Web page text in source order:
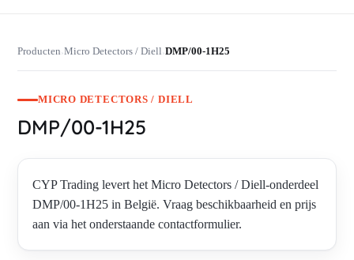
Producten›Micro Detectors / Diell›DMP/00-1H25
MICRO DETECTORS / DIELL
DMP/00-1H25
CYP Trading levert het Micro Detectors / Diell-onderdeel
DMP/00-1H25 in België. Vraag beschikbaarheid en prijs
aan via het onderstaande contactformulier.